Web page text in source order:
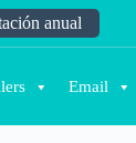
anual
Email